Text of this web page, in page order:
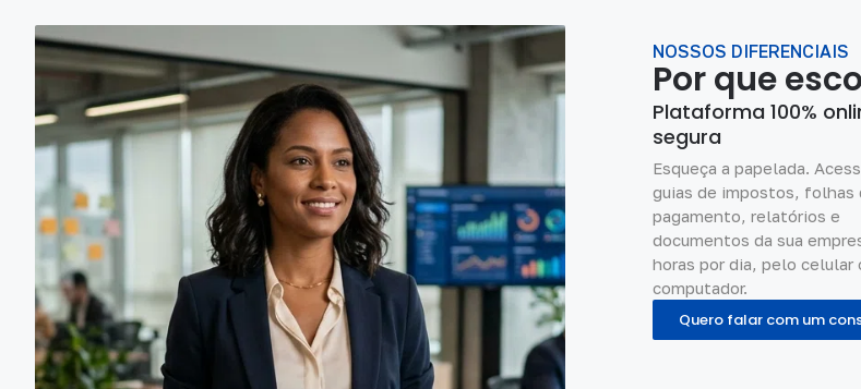
NOSSOS DIFERENCIAIS
Por que
Plataforma 100%
segura
Esqueça a papelada.
guias de impostos, folhas
pagamento, relatórios e
documentos da sua
horas por dia, pelo celular
computador.
Quero falar com um